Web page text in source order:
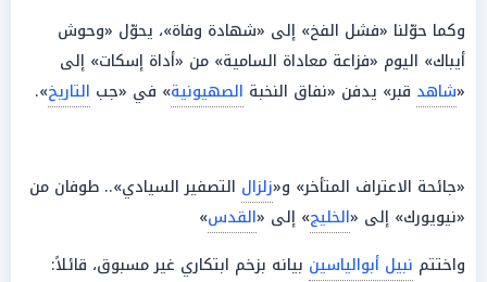
وكما حوّلنا «فشل الفخ» إلى «شهادة وفاة»، يحوّل «وحوش
أيباك» اليوم «فزاعة معاداة السامية» من «أداة إسكات» إلى
«شاهد قبر» يدفن «نفاق النخبة الصهيونية» في «جب التاريخ».
«جائحة الاعتراف المتأخر» و«زلزال التصفير السيادي».. طوفان من
«نيويورك» إلى «الخليج» إلى «القدس»
واختتم نبيل أبوالياسين بيانه بزخم ابتكاري غير مسبوق، قائلاً: